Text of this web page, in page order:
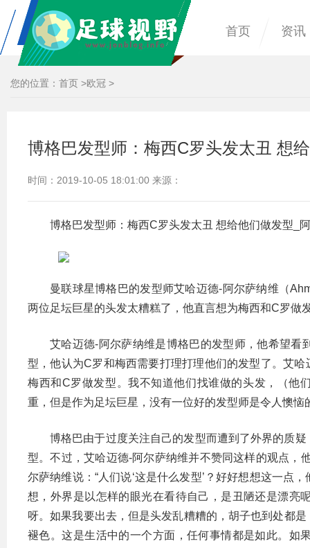
首页 资讯
您的位置： 首页 >欧冠 >
博格巴发型师：梅西C罗头发太丑 想
时间：2019-10-05 18:01:00 来源：
博格巴发型师：梅西C罗头发太丑 想给他们做发型_
曼联球星博格巴的发型师艾哈迈德-阿尔萨纳维（
两位足坛巨星的头发太糟糕了，他直言想为梅西和C罗做
艾哈迈德-阿尔萨纳维是博格巴的发型师，他希望
型，他认为C罗和梅西需要打理打理他们的发型了。艾
梅西和C罗做发型。我不知道他们找谁做的头发，（他
重，但是作为足坛巨星，没有一位好的发型师是令人懊恼
博格巴由于过度关注自己的发型而遭到了外界的质
型。不过，艾哈迈德-阿尔萨纳维并不赞同这样的观点，
尔萨纳维说：“人们说‘这是什么发型’？好好想想这一点
想，外界是以怎样的眼光在看待自己，是丑陋还是漂亮
呀。如果我要出去，但是头发乱糟糟的，胡子也到处都
褪色。这是生活中的一个方面，任何事情都是如此。如